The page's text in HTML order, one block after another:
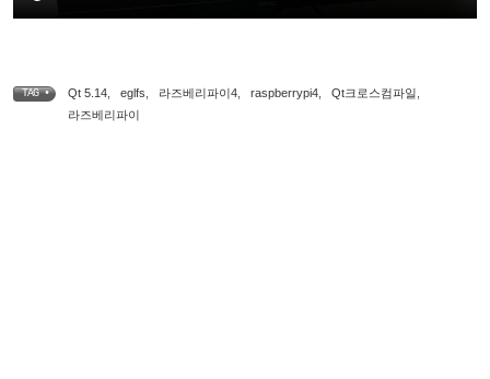
TAG • Qt 5.14 eglfs 라즈베리파이4 raspberrypi4 Qt크로스컴파일
라즈베리파이